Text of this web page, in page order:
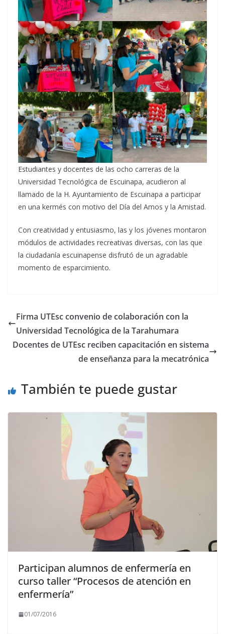
Estudiantes y docentes de las ocho carreras de la
Universidad Tecnológica de Escuinapa, acudieron al
llamado de la H. Ayuntamiento de Escuinapa a participar
en una kermés con motivo del Día del Amos y la Amistad.
Con creatividad y entusiasmo, las y los jóvenes montaron
módulos de actividades recreativas diversas, con las que
la ciudadanía escuinapense disfrutó de un agradable
momento de esparcimiento.
Firma UTEsc convenio de colaboración con la
Universidad Tecnológica de la Tarahumara
Docentes de UTEsc reciben capacitación en sistema
de enseñanza para la mecatrónica
También te puede gustar
Participan alumnos de enfermerí­a en
curso taller “Procesos de atención en
enfermerí­a”
01/07/2016